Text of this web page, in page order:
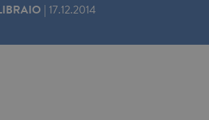
| 17.12.2014